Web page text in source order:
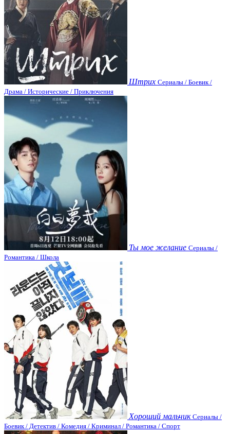
Штрих Сериалы / Боевик /
Драма / Исторические / Приключения
Ты мое желание Сериалы /
Романтика / Школа
Хороший мальчик Сериалы /
Боевик / Детектив / Комедия / Криминал / Романтика / Спорт